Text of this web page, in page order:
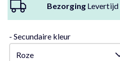
BezorgingLevertijd
- Secundaire kleur